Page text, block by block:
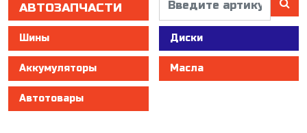
АВТОЗАПЧАСТИ
Шины Диски
Аккумуляторы Масла
Автотовары